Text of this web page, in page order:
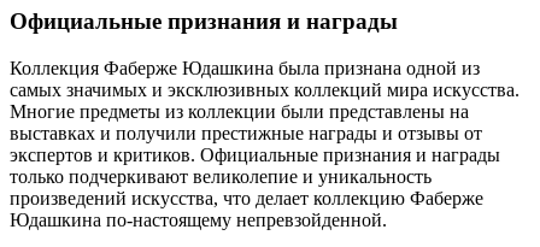
Официальные признания и награды
Коллекция Фаберже Юдашкина была признана одной из
самых значимых и эксклюзивных коллекций мира искусства.
Многие предметы из коллекции были представлены на
выставках и получили престижные награды и отзывы от
экспертов и критиков. Официальные признания и награды
только подчеркивают великолепие и уникальность
произведений искусства, что делает коллекцию Фаберже
Юдашкина по-настоящему непревзойденной.